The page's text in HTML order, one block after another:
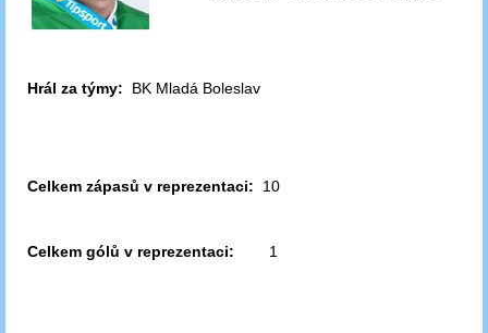
Hrál za týmy: BK Mladá Boleslav
Celkem zápasů v reprezentaci: 10
Celkem gólů v reprezentaci: 1